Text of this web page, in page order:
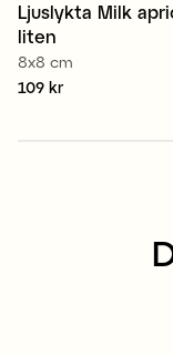
Ljuslykta Milk
liten
8x8 cm
Pris :109 kr
109 kr